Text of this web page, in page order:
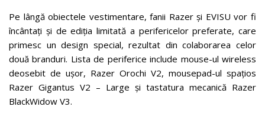
Pe lângă obiectele vestimentare, fanii Razer și EVISU vor fi
încântați și de ediția limitată a perifericelor preferate, care
primesc un design special, rezultat din colaborarea celor
două branduri. Lista de periferice include mouse-ul wireless
deosebit de ușor, Razer Orochi V2, mousepad-ul spațios
Razer Gigantus V2 – Large și tastatura mecanică Razer
BlackWidow V3.